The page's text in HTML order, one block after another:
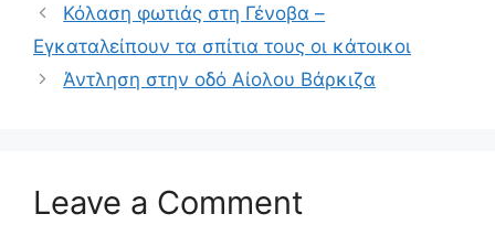
Κόλαση φωτιάς στη Γένοβα –
Εγκαταλείπουν τα σπίτια τους οι κάτοικοι
Άντληση στην οδό Αίολου Βάρκιζα
Leave a Comment